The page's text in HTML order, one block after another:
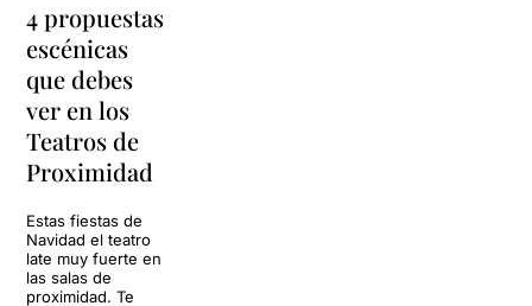
4 propuestas
escénicas
que debes
ver en los
Teatros de
Proximidad
Estas fiestas de
Navidad el teatro
late muy fuerte en
las salas de
proximidad. Te